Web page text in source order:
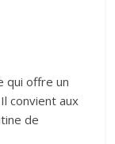
qui offre un
convient aux
de